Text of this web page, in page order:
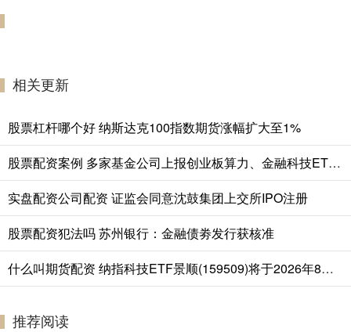
相关更新
股票杠杆哪个好 纳斯达克100指数期货涨幅扩大至1%
股票配资案例 多家基金公司上报创业板算力、金融科技ETF “创系列”指数跟踪产品规模超2000亿元
实盘配资公司配资 证监会同意沈鼓集团上交所IPO注册
股票配资犯法吗 苏州银行：金融债劵发行获核准
什么叫期货配资 纳指科技ETF景顺(159509)将于2026年8月7日开市起停牌，自2026年8月7日10:30起复牌，停牌期间赎回业务照常办理
推荐阅读